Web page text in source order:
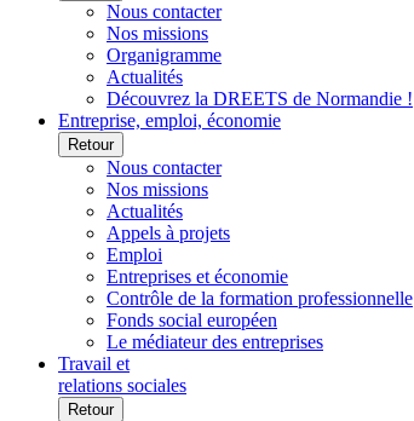
Nous contacter
Nos missions
Organigramme
Actualités
Découvrez la DREETS de Normandie !
Entreprise, emploi, économie
Retour
Nous contacter
Nos missions
Actualités
Appels à projets
Emploi
Entreprises et économie
Contrôle de la formation professionnelle
Fonds social européen
Le médiateur des entreprises
Travail et
relations sociales
Retour